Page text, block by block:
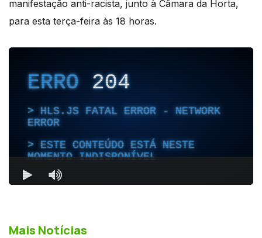
manifestação anti-racista, junto à Câmara da Horta,
para esta terça-feira às 18 horas.
Mais Notícias